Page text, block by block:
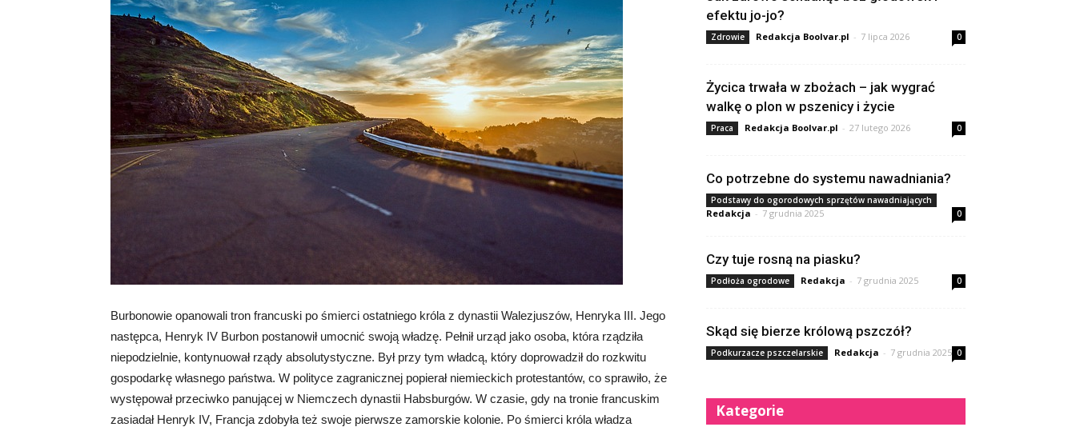
Burbonowie opanowali tron francuski po śmierci ostatniego króla z dynastii Walezjuszów, Henryka III. Jego
następca, Henryk IV Burbon postanowił umocnić swoją władzę. Pełnił urząd jako osoba, która rządziła
niepodzielnie, kontynuował rządy absolutystyczne. Był przy tym władcą, który doprowadził do rozkwitu
gospodarkę własnego państwa. W polityce zagranicznej popierał niemieckich protestantów, co sprawiło, że
występował przeciwko panującej w Niemczech dynastii Habsburgów. W czasie, gdy na tronie francuskim
zasiadał Henryk IV, Francja zdobyła też swoje pierwsze zamorskie kolonie. Po śmierci króla władza
efektu jo-jo?
Zdrowie Redakcja Boolvar.pl - 7 lipca 2026 0
Życica trwała w zbożach – jak wygrać
walkę o plon w pszenicy i życie
Praca Redakcja Boolvar.pl - 27 lutego 2026 0
Co potrzebne do systemu nawadniania?
Podstawy do ogorodowych sprzętów nawadniających
Redakcja - 7 grudnia 2025 0
Czy tuje rosną na piasku?
Podłoża ogrodowe Redakcja - 7 grudnia 2025 0
Skąd się bierze królową pszczół?
Podkurzacze pszczelarskie Redakcja - 7 grudnia 2025 0
Kategorie